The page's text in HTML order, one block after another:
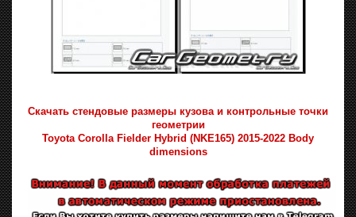
Скачать стендовые размеры кузова и контрольные точки
геометрии
Toyota Corolla Fielder Hybrid (NKE165) 2015-2022 Body
dimensions